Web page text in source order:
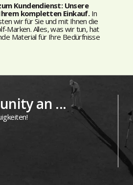
Kundendienst: Unsere
kompletten Einkauf.In
wir für Sie und mit Ihnen die
Marken. Alles, was wir tun, hat
Material für Ihre Bedürfnisse
an ...